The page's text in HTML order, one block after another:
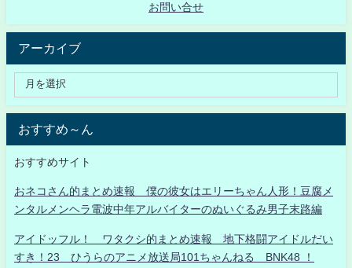
お問い合せ
アーカイブ
おすすめ～ん
おすすめサイト
おネコさん的まとめ速報 僕の彼女はエリーちゃん人形！豆腐メ
ンタルメンヘラ電波中年アルバイターのぬいぐるみ男子末路編
アイドッフル！ ワタクシ的まとめ速報 地下格闘アイドルだい
すき！23 ひうらのアニメ放送局101ちゃんねる BNK48 ！